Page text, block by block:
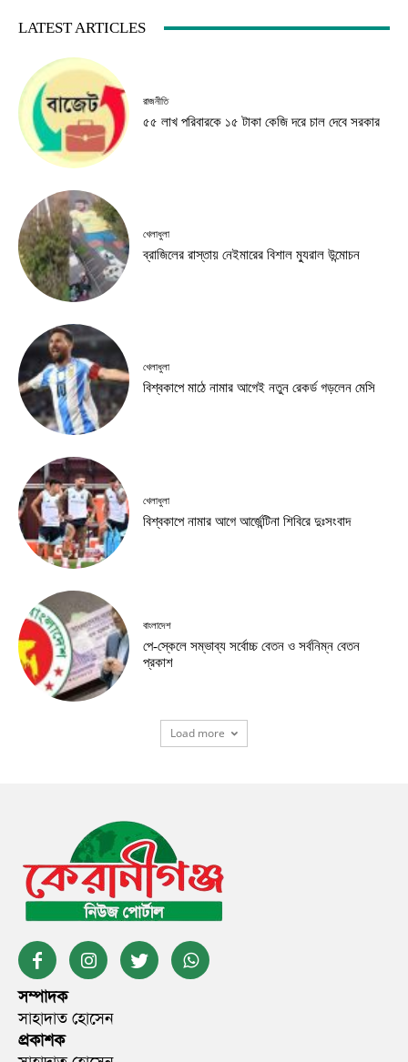
LATEST ARTICLES
রাজনীতি
৫৫ লাখ পরিবারকে ১৫ টাকা কেজি দরে চাল দেবে সরকার
খেলাধুলা
ব্রাজিলের রাস্তায় নেইমারের বিশাল ম্যুরাল উন্মোচন
খেলাধুলা
বিশ্বকাপে মাঠে নামার আগেই নতুন রেকর্ড গড়লেন মেসি
খেলাধুলা
বিশ্বকাপে নামার আগে আর্জেন্টিনা শিবিরে দুঃসংবাদ
বাংলাদেশ
পে-স্কেলে সম্ভাব্য সর্বোচ্চ বেতন ও সর্বনিম্ন বেতন
প্রকাশ
Load more
সম্পাদক
সাহাদাত হোসেন
প্রকাশক